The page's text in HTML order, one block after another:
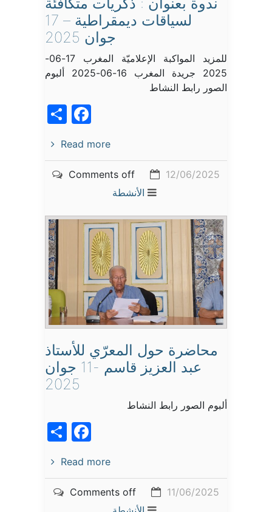
لسياقات ديمقراطية – 17
جوان 2025
للمزيد المواكبة الإعلاميّة المغرب 17-06-
2025 جريدة المغرب 16-06-2025 ألبوم
الصور رابط النشاط
Read more
12/06/2025
Comments off
الأنشطة
محاضرة حول المعرّي للأستاذ
عبد العزيز قاسم -11 جوان
2025
ألبوم الصور رابط النشاط
Read more
11/06/2025
Comments off